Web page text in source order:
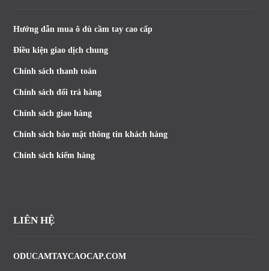
Hướng dẫn mua ô dù cầm tay cao cấp
Điều kiện giao dịch chung
Chính sách thanh toán
Chính sách đổi trả hàng
Chính sách giao hàng
Chính sách bảo mật thông tin khách hàng
Chính sách kiểm hàng
LIÊN HỆ
ODUCAMTAYCAOCAP.COM